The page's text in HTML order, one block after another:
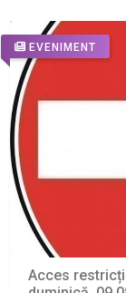
EVENIMENT
Acces